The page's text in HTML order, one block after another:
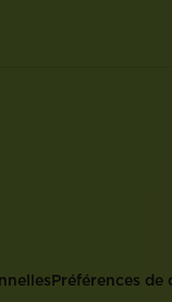
Préférences de